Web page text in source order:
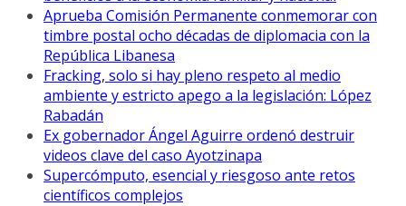
Aprueba Comisión Permanente conmemorar con
timbre postal ocho décadas de diplomacia con la
República Libanesa
Fracking, solo si hay pleno respeto al medio
ambiente y estricto apego a la legislación: López
Rabadán
Ex gobernador Ángel Aguirre ordenó destruir
videos clave del caso Ayotzinapa
Supercómputo, esencial y riesgoso ante retos
científicos complejos